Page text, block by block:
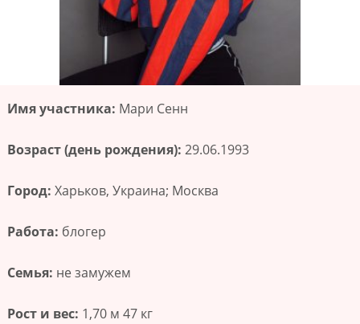
Имя участника: Мари Сенн
Возраст (день рождения): 29.06.1993
Город: Харьков, Украина; Москва
Работа: блогер
Семья: не замужем
Рост и вес: 1,70 м 47 кг